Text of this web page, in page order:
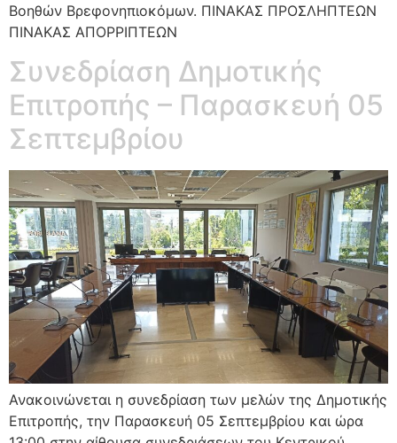
Βοηθών Βρεφονηπιοκόμων. ΠΙΝΑΚΑΣ ΠΡΟΣΛΗΠΤΕΩΝ
ΠΙΝΑΚΑΣ ΑΠΟΡΡΙΠΤΕΩΝ
Συνεδρίαση Δημοτικής
Επιτροπής – Παρασκευή 05
Σεπτεμβρίου
Ανακοινώνεται η συνεδρίαση των μελών της Δημοτικής
Επιτροπής, την Παρασκευή 05 Σεπτεμβρίου και ώρα